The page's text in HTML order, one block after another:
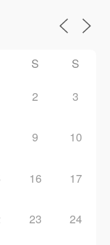
S S
2 3
9 10
16 17
23 24